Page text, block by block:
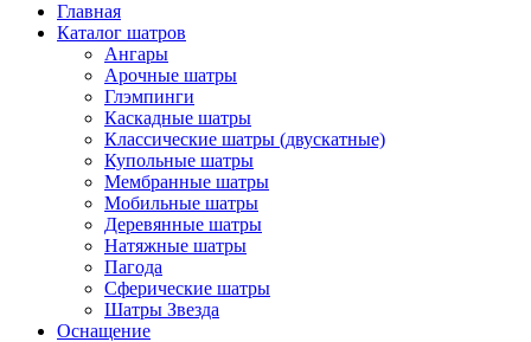
Главная
Каталог шатров
Ангары
Арочные шатры
Глэмпинги
Каскадные шатры
Классические шатры (двускатные)
Купольные шатры
Мембранные шатры
Мобильные шатры
Деревянные шатры
Натяжные шатры
Пагода
Сферические шатры
Шатры Звезда
Оснащение